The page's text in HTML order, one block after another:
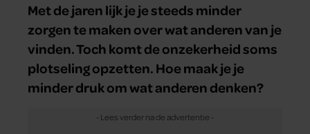
Met de jaren lijk je je steeds minder
zorgen te maken over wat anderen van je
vinden. Toch komt de onzekerheid soms
plotseling opzetten. Hoe maak je je
minder druk om wat anderen denken?